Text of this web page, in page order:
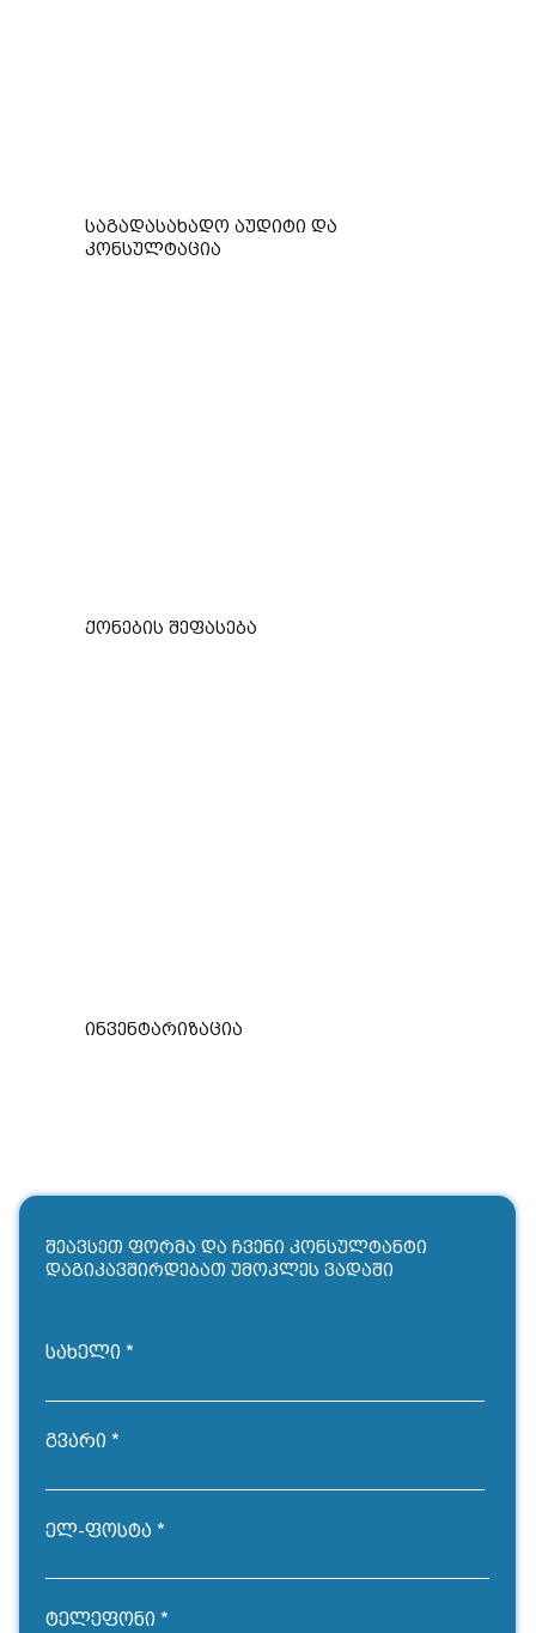
საგადასახადო აუდიტი და
კონსულტაცია
ქონების შეფასება
ინვენტარიზაცია
შეავსეთ ფორმა და ჩვენი კონსულტანტი
დაგიკავშირდებათ უმოკლეს ვადაში
სახელი
გვარი
ელ-ფოსტა
ტელეფონი